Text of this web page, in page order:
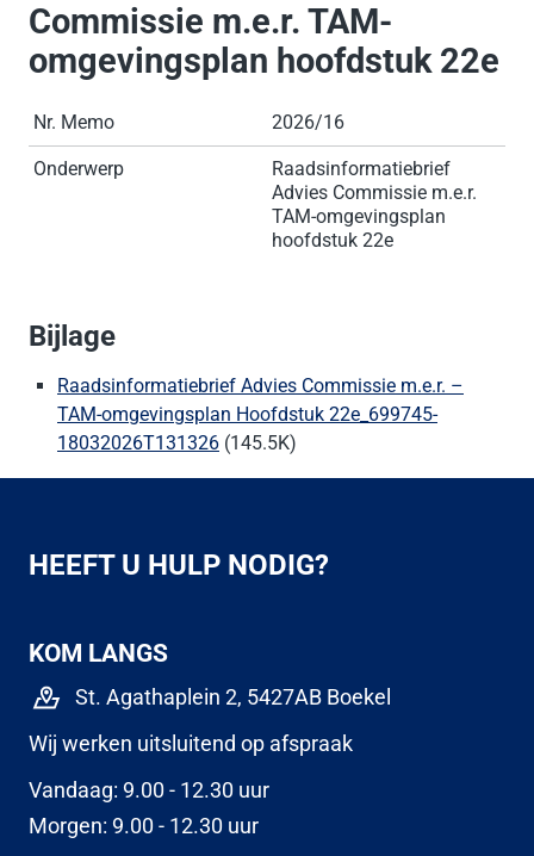
Commissie m.e.r. TAM-
omgevingsplan hoofdstuk 22e
Nr. Memo 2026/16
Onderwerp
Raadsinformatiebrief
Advies Commissie m.e.r.
TAM-omgevingsplan
hoofdstuk 22e
Bijlage
Raadsinformatiebrief Advies Commissie m.e.r. –
TAM-omgevingsplan Hoofdstuk 22e_699745-
18032026T131326 (145.5K)
HEEFT U HULP NODIG?
KOM LANGS
St. Agathaplein 2, 5427AB Boekel
Wij werken uitsluitend op afspraak
Vandaag: 9.00 - 12.30 uur
Morgen: 9.00 - 12.30 uur